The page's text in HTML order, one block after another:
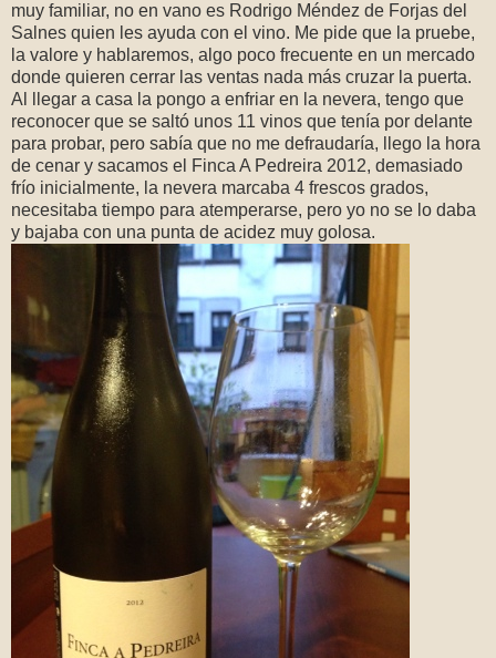
muy familiar, no en vano es Rodrigo Méndez de Forjas del
Salnes quien les ayuda con el vino. Me pide que la pruebe,
la valore y hablaremos, algo poco frecuente en un mercado
donde quieren cerrar las ventas nada más cruzar la puerta.
Al llegar a casa la pongo a enfriar en la nevera, tengo que
reconocer que se saltó unos 11 vinos que tenía por delante
para probar, pero sabía que no me defraudaría, llego la hora
de cenar y sacamos el Finca A Pedreira 2012, demasiado
frío inicialmente, la nevera marcaba 4 frescos grados,
necesitaba tiempo para atemperarse, pero yo no se lo daba
y bajaba con una punta de acidez muy golosa.